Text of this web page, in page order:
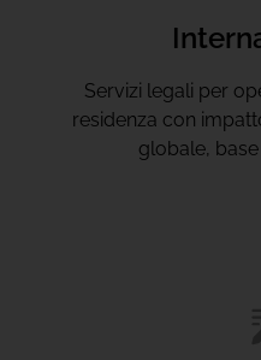
Servizi legali per
residenza con
globale,